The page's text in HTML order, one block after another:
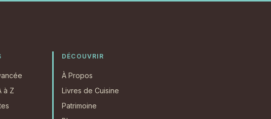
à Z
DÉCOUVRIR
À Propos
Livres de Cuisine
Patrimoine